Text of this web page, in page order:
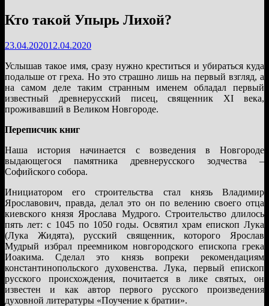
Кто такой Упырь Лихой?
23.04.202012.04.2020
Услышав такое имя, сразу нужно креститься и убираться куда
подальше от греха. Но это страшно лишь на первый взгляд, а
на самом деле таким странным именем обладал первый
известный древнерусский писец, священник XI века,
проживавший в Великом Новгороде.
Переписчик книг
Наша история начинается с возведения в Новгороде
выдающегося памятника древнерусского зодчества –
Софийского собора.
Инициатором его строительства стал князь Владимир
Ярославович, правда, делал это он по велению своего отца
киевского князя Ярослава Мудрого. Строительство длилось
пять лет: с 1045 по 1050 годы. Освятил храм епископ Лука
(Лука Жидята), русский священник, которого Ярослав
Мудрый избрал преемником новгородского епископа грека
Иоакима. Сделал это князь вопреки рекомендациям
константинопольского духовенства. Лука, первый епископ
русского происхождения, почитается в лике святых, он
известен и как автор первого русского произведения
духовной литературы «Поучение к братии».